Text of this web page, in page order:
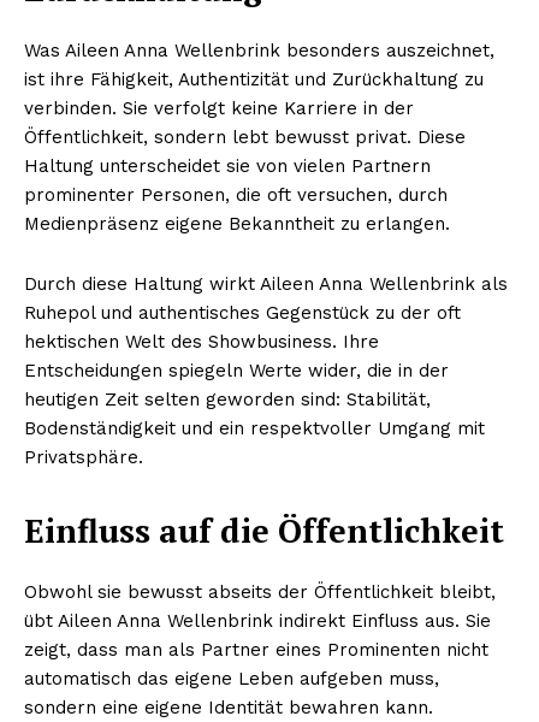
Was Aileen Anna Wellenbrink besonders auszeichnet,
ist ihre Fähigkeit, Authentizität und Zurückhaltung zu
verbinden. Sie verfolgt keine Karriere in der
Öffentlichkeit, sondern lebt bewusst privat. Diese
Haltung unterscheidet sie von vielen Partnern
prominenter Personen, die oft versuchen, durch
Medienpräsenz eigene Bekanntheit zu erlangen.
Durch diese Haltung wirkt Aileen Anna Wellenbrink als
Ruhepol und authentisches Gegenstück zu der oft
hektischen Welt des Showbusiness. Ihre
Entscheidungen spiegeln Werte wider, die in der
heutigen Zeit selten geworden sind: Stabilität,
Bodenständigkeit und ein respektvoller Umgang mit
Privatsphäre.
Einfluss auf die Öffentlichkeit
Obwohl sie bewusst abseits der Öffentlichkeit bleibt,
übt Aileen Anna Wellenbrink indirekt Einfluss aus. Sie
zeigt, dass man als Partner eines Prominenten nicht
automatisch das eigene Leben aufgeben muss,
sondern eine eigene Identität bewahren kann.